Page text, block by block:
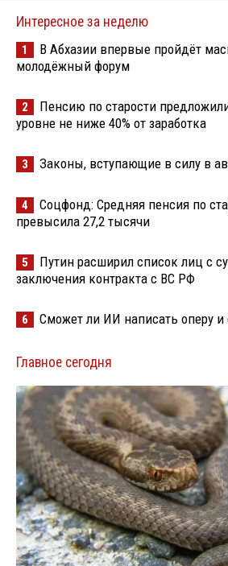
Интересное за неделю
1
В Абхазии впервые пройдёт
молодёжный форум
2
Пенсию по старости
уровне не ниже 40% от заработка
3 Законы, вступающие в силу в
4
Соцфонд: Средняя пенсия по
превысила 27,2 тысячи
5
Путин расширил список лиц с
заключения контракта с ВС РФ
6 Сможет ли ИИ написать оперу и
Главное сегодня